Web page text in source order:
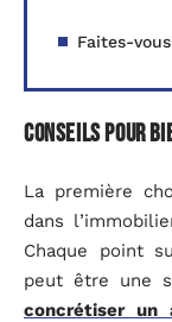
Faites-
Conseils pour
La première
dans
Chaque point
peut être une
concrétiser un